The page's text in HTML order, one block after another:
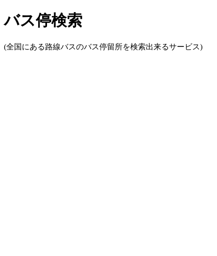
バス停検索
(全国にある路線バスのバス停留所を検索出来るサービス)